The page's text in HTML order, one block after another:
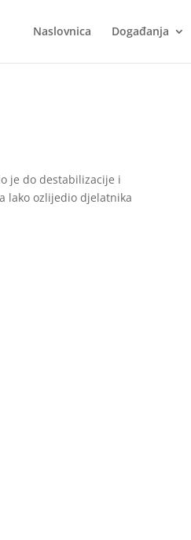
Naslovnica Događanja
je do destabilizacije i
lako ozlijedio djelatnika